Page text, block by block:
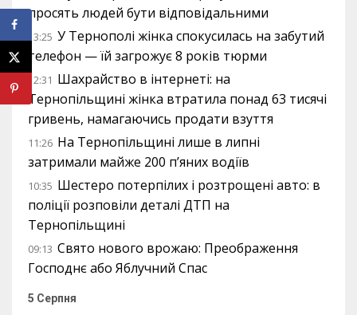
просять людей бути відповідальними
13:25 У Тернополі жінка спокусилась на забутий
телефон — їй загрожує 8 років тюрми
12:31 Шахрайство в інтернеті: на
Тернопільщині жінка втратила понад 63 тисячі
гривень, намагаючись продати взуття
11:26 На Тернопільщині лише в липні
затримали майже 200 п’яних водіїв
10:35 Шестеро потерпілих і розтрощені авто: в
поліції розповіли деталі ДТП на
Тернопільщині
09:13 Свято нового врожаю: Преображення
Господнє або Яблучний Спас
5 Серпня